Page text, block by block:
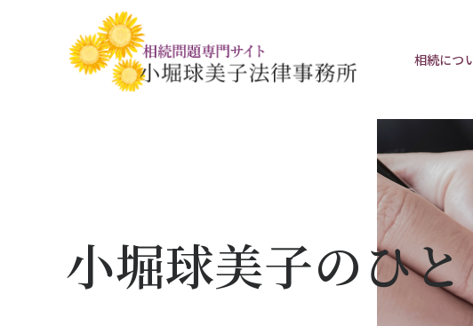
相続につ
相談関連書式ダウンロード
小堀球美子のひと